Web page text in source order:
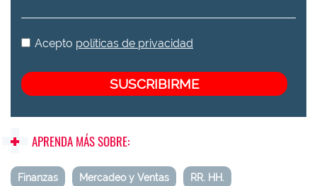
Acepto políticas de privacidad
APRENDA MÁS SOBRE:
Finanzas Mercadeo y Ventas RR. HH.